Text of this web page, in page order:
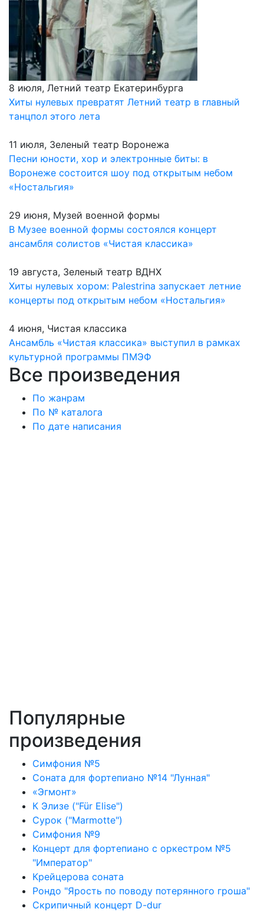
8 июля, Летний театр Екатеринбурга
Хиты нулевых превратят Летний театр в главный
танцпол этого лета
11 июля, Зеленый театр Воронежа
Песни юности, хор и электронные биты: в
Воронеже состоится шоу под открытым небом
«Ностальгия»
29 июня, Музей военной формы
В Музее военной формы состоялся концерт
ансамбля солистов «Чистая классика»
19 августа, Зеленый театр ВДНХ
Хиты нулевых хором: Palestrina запускает летние
концерты под открытым небом «Ностальгия»
4 июня, Чистая классика
Ансамбль «Чистая классика» выступил в рамках
культурной программы ПМЭФ
Все произведения
По жанрам
По № каталога
По дате написания
Популярные
произведения
Симфония №5
Соната для фортепиано №14 "Лунная"
«Эгмонт»
К Элизе ("Für Elise")
Сурок ("Marmotte")
Симфония №9
Концерт для фортепиано с оркестром №5
"Император"
Крейцерова соната
Рондо "Ярость по поводу потерянного гроша"
Скрипичный концерт D-dur